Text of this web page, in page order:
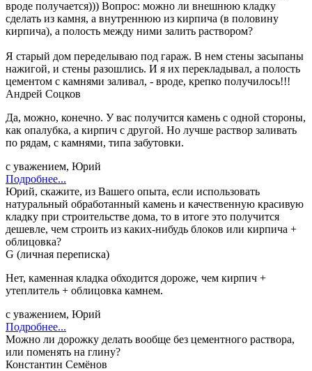
вроде получается))) Вопрос: можно ли внешнюю кладку
сделать из камня, а внутреннюю из кирпича (в половину
кирпича), а полость между ними залить раствором?
Я старый дом переделываю под гараж. В нем стены засыпаны
нажигой, и стены разошлись. И я их перекладывал, а полость
цементом с камнями заливал, - вроде, крепко получилось!!!
Андрей Соцков
Да, можно, конечно. У вас получится камень с одной стороны,
как опалубка, а кирпич с другой. Но лучше раствор заливать
по рядам, с камнями, типа забутовки.
с уважением, Юрий
Подробнее...
Юрий, скажите, из Вашего опыта, если использовать
натуральный обработанный камень и качественную красивую
кладку при строительстве дома, то в итоге это получится
дешевле, чем строить из каких-нибудь блоков или кирпича +
облицовка?
G (личная переписка)
Нет, каменная кладка обходится дороже, чем кирпич +
утеплитель + облицовка камнем.
с уважением, Юрий
Подробнее...
Можно ли дорожку делать вообще без цементного раствора,
или поменять на глину?
Константин Семёнов